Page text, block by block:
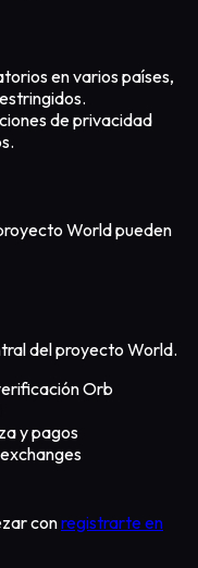
en varios países,
de privacidad
World pueden
del proyecto World.
Orb
y pagos
conregistrarte en